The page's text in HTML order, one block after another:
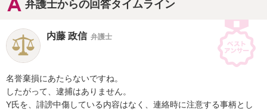
弁護士からの回答タイムライン
内藤 政信 弁護士
名誉棄損にあたらないですね。
したがって、逮捕はありません。
Y氏を、誹謗中傷している内容はなく、連絡時に注意する事柄とし